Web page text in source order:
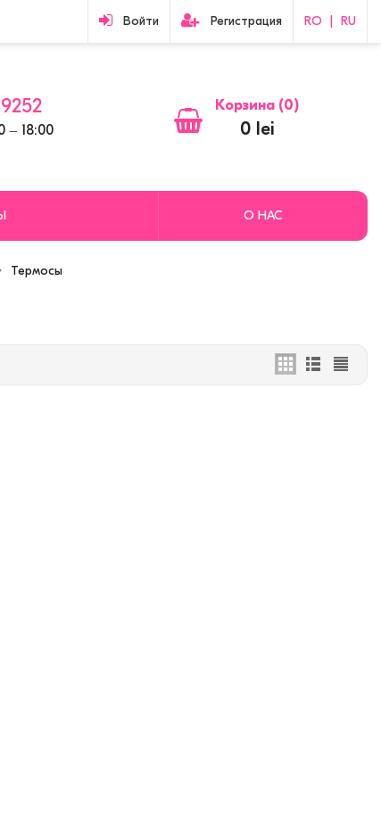
Войти Регистрация RO RU
‒ 18:00
Корзина (0)
0 lei
О НАС
Термосы